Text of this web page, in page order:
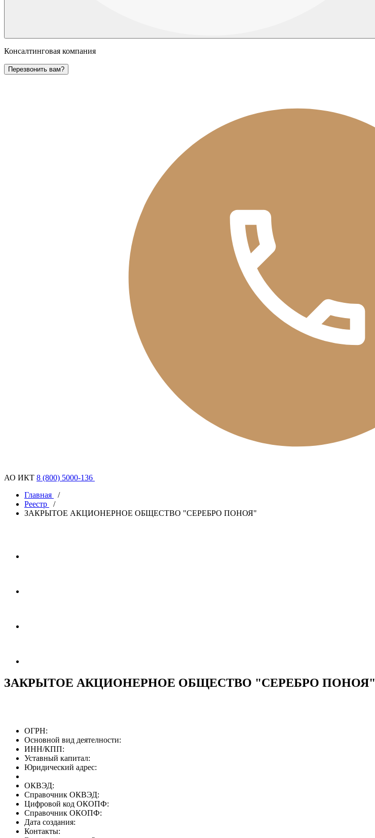
Консалтинговая компания
Перезвонить вам?
АО ИКТ 8 (800) 5000-136
Главная
/
Реестр
/
ЗАКРЫТОЕ АКЦИОНЕРНОЕ ОБЩЕСТВО "СЕРЕБРО ПОНОЯ"
ЗАКРЫТОЕ АКЦИОНЕРНОЕ ОБЩЕСТВО "СЕРЕБРО ПОНОЯ"
ОГРН:
Основной вид деятелности:
ИНН/КПП:
Уставный капитал:
Юридический адрес:
ОКВЭД:
Справочник ОКВЭД:
Цифровой код ОКОПФ:
Справочник ОКОПФ:
Дата создания:
Контакты: